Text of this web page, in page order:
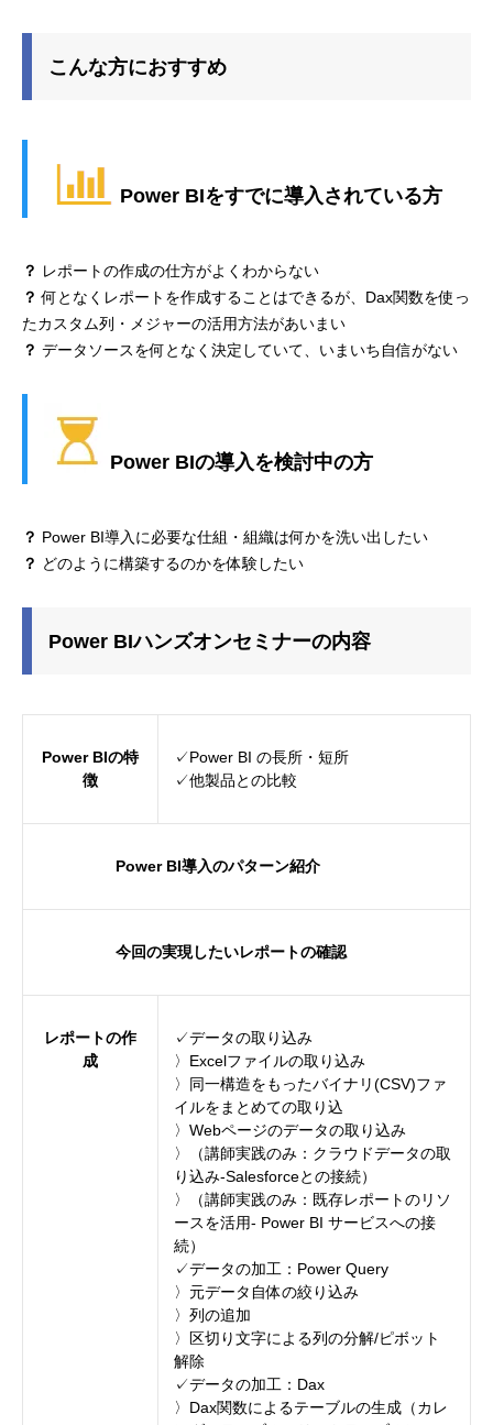
こんな方におすすめ
Power BIをすでに導入されている方
？ レポートの作成の仕方がよくわからない
？何となくレポートを作成することはできるが、Dax関数を使っ
たカスタム列・メジャーの活用方法があいまい
？ データソースを何となく決定していて、いまいち自信がない
Power BIの導入を検討中の方
？ Power BI導入に必要な仕組・組織は何かを洗い出したい
？ どのように構築するのかを体験したい
Power BIハンズオンセミナーの内容
Power BIの特
徴
✓Power BI の長所・短所
✓他製品との比較
Power BI導入のパターン紹介
今回の実現したいレポートの確認
レポートの作
成
✓データの取り込み
〉Excelファイルの取り込み
〉同一構造をもったバイナリ(CSV)ファ
イルをまとめての取り込
〉Webページのデータの取り込み
〉（講師実践のみ：クラウドデータの取
り込み-Salesforceとの接続）
〉（講師実践のみ：既存レポートのリソ
ースを活用- Power BI サービスへの接
続）
✓データの加工：Power Query
〉元データ自体の絞り込み
〉列の追加
〉区切り文字による列の分解/ピボット
解除
✓データの加工：Dax
〉Dax関数によるテーブルの生成（カレ